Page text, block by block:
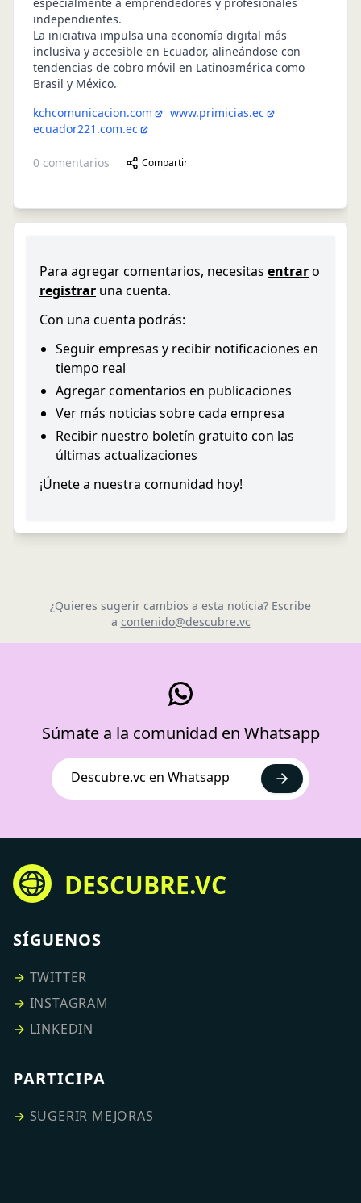
independientes.
La iniciativa impulsa una economía digital más
inclusiva y accesible en Ecuador, alineándose con
tendencias de cobro móvil en Latinoamérica como
Brasil y México.
kchcomunicacion.com
www.primicias.ec
ecuador221.com.ec
0 comentarios Compartir
Para agregar comentarios, necesitas entraro
registrar una cuenta.
Con una cuenta podrás:
Seguir empresas y recibir notificaciones en
tiempo real
Agregar comentarios en publicaciones
Ver más noticias sobre cada empresa
Recibir nuestro boletín gratuito con las
últimas actualizaciones
¡Únete a nuestra comunidad hoy!
¿Quieres sugerir cambios a esta noticia? Escribe
a contenido@descubre.vc
Súmate a la comunidad en Whatsapp
Descubre.vc en Whatsapp
DESCUBRE.VC
SÍGUENOS
→ TWITTER
→ INSTAGRAM
→ LINKEDIN
PARTICIPA
→ SUGERIR MEJORAS